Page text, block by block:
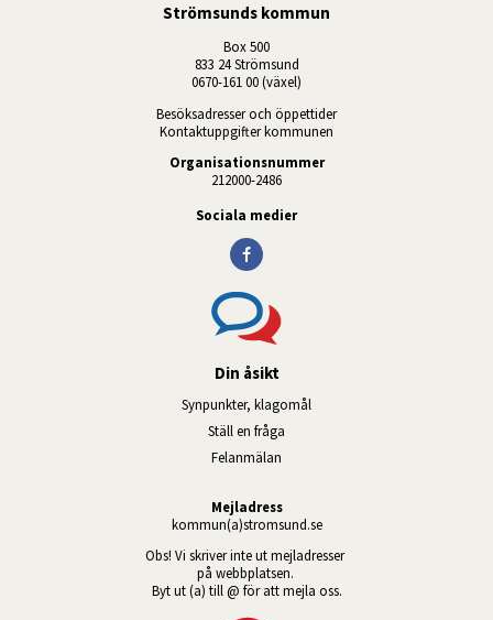
Strömsunds kommun
Box 500
833 24 Strömsund
0670-161 00 (växel)
Besöksadresser och öppettider
Kontaktuppgifter kommunen
Organisationsnummer
212000-2486
Sociala medier
Din åsikt
Synpunkter, klagomål
Ställ en fråga
Felanmälan
Mejladress
kommun(a)stromsund.se
Obs! Vi skriver inte ut mejladresser
på webbplatsen.
Byt ut (a) till @ för att mejla oss.